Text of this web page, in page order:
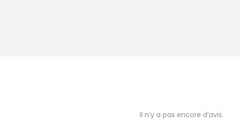
Il n’y a pas encore d’avis.